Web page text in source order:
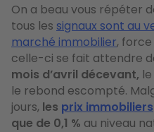
On a beau vous répéter
tous les signaux sont au
marché immobilier,
celle-ci se fait attendre
mois d’avril décevant,
le rebond escompté.
jours, les prix immobiliers
que de 0,1 % au niveau